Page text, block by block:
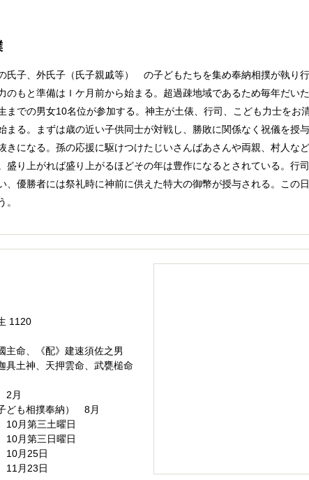
氏子、外氏子（氏子親戚等） の子どもたちを集め奉納相撲が執り
のもと準備はＩケ月前から始まる。超過疎地域であるため毎年だい
までの男女10名位が参加する。神主が土俵、行司、こども力士をお
まる。まずは歳の近い子供同士が対戦し、勝敗に関係なく祝儀を授
きになる。孫の応援に駆けつけたじいさんばあさんや両親、村人な
盛り上がれば盛り上がるほどその年は豊作になるとされている。行
、優勝者には祭礼時に神前に供えた特大の御幣が授与される。この
。
1120
主命、《配》建速須佐之男
具土神、天押雲命、武甕槌命
月
ども相撲奉納） 8月
第三土曜日
月第三日曜日
月25日
月23日